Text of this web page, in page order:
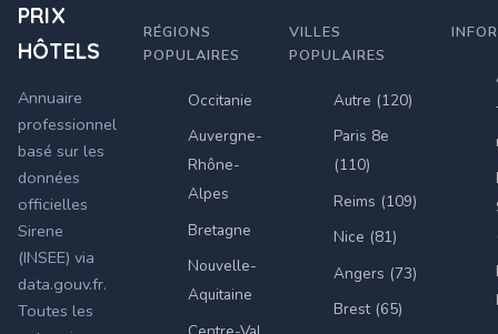
PRIX
HÔTELS
Annuaire
professionnel
basé sur les
données
officielles
Sirene
(INSEE) via
data.gouv.fr.
Toutes les
RÉGIONS
POPULAIRES
Occitanie
Auvergne-
Rhône-
Alpes
Bretagne
Nouvelle-
Aquitaine
VILLES
POPULAIRES
Autre (120)
Paris 8e
(110)
Reims (109)
Nice (81)
Angers (73)
Brest (65)